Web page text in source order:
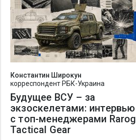
Константин Широкун
корреспондент РБК-Украина
Будущее ВСУ – за
экзоскелетами: интервью
с топ-менеджерами Rarog
Tactical Gear